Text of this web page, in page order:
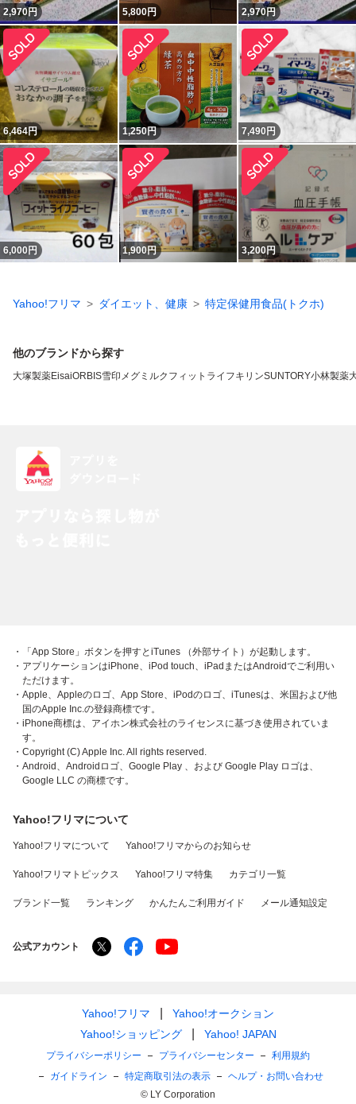
2,970円 5,800円 2,970円
6,464円 1,250円 7,490 円
6,000円 1,900円 3,200円
Yahoo!フリマ ダイエット、健康 特定保健用食品(トクホ)
他のブランドから探す
大塚製薬EisaiORBIS雪印メグミルク フィットライフキリンSUNTORY小林製薬
・「App Store」ボタンを押すとiTunes （外部サイト）が起動します。
・アプリケーションはiPhone、iPod touch、iPadまたはAndroidでご利用い
ただけます。
・Apple、Appleのロゴ、App Store、iPodのロゴ、iTunesは、米国および他
国のApple Inc.の登録商標です。
・iPhone商標は、アイホン株式会社のライセンスに基づき使用されていま
す。
・Copyright (C) Apple Inc. All rights reserved.
・Android、Androidロゴ、Google Play 、および Google Play ロゴは、
Google LLC の商標です。
Yahoo!フリマについて
Yahoo!フリマについて Yahoo!フリマからのお知らせ
Yahoo!フリマトピックス Yahoo!フリマ特集 カテゴリ一覧
ブランド一覧 ランキング かんたんご利用ガイド メール通知設定
公式アカウント
Yahoo!フリマ
Yahoo!オークション
Yahoo!ショッピング
Yahoo! JAPAN
プライバシーポリシー プライバシーセンター
利用規約
ガイドライン
特定商取引法の表示
ヘルプ・お問い合わせ
© LY Corporation